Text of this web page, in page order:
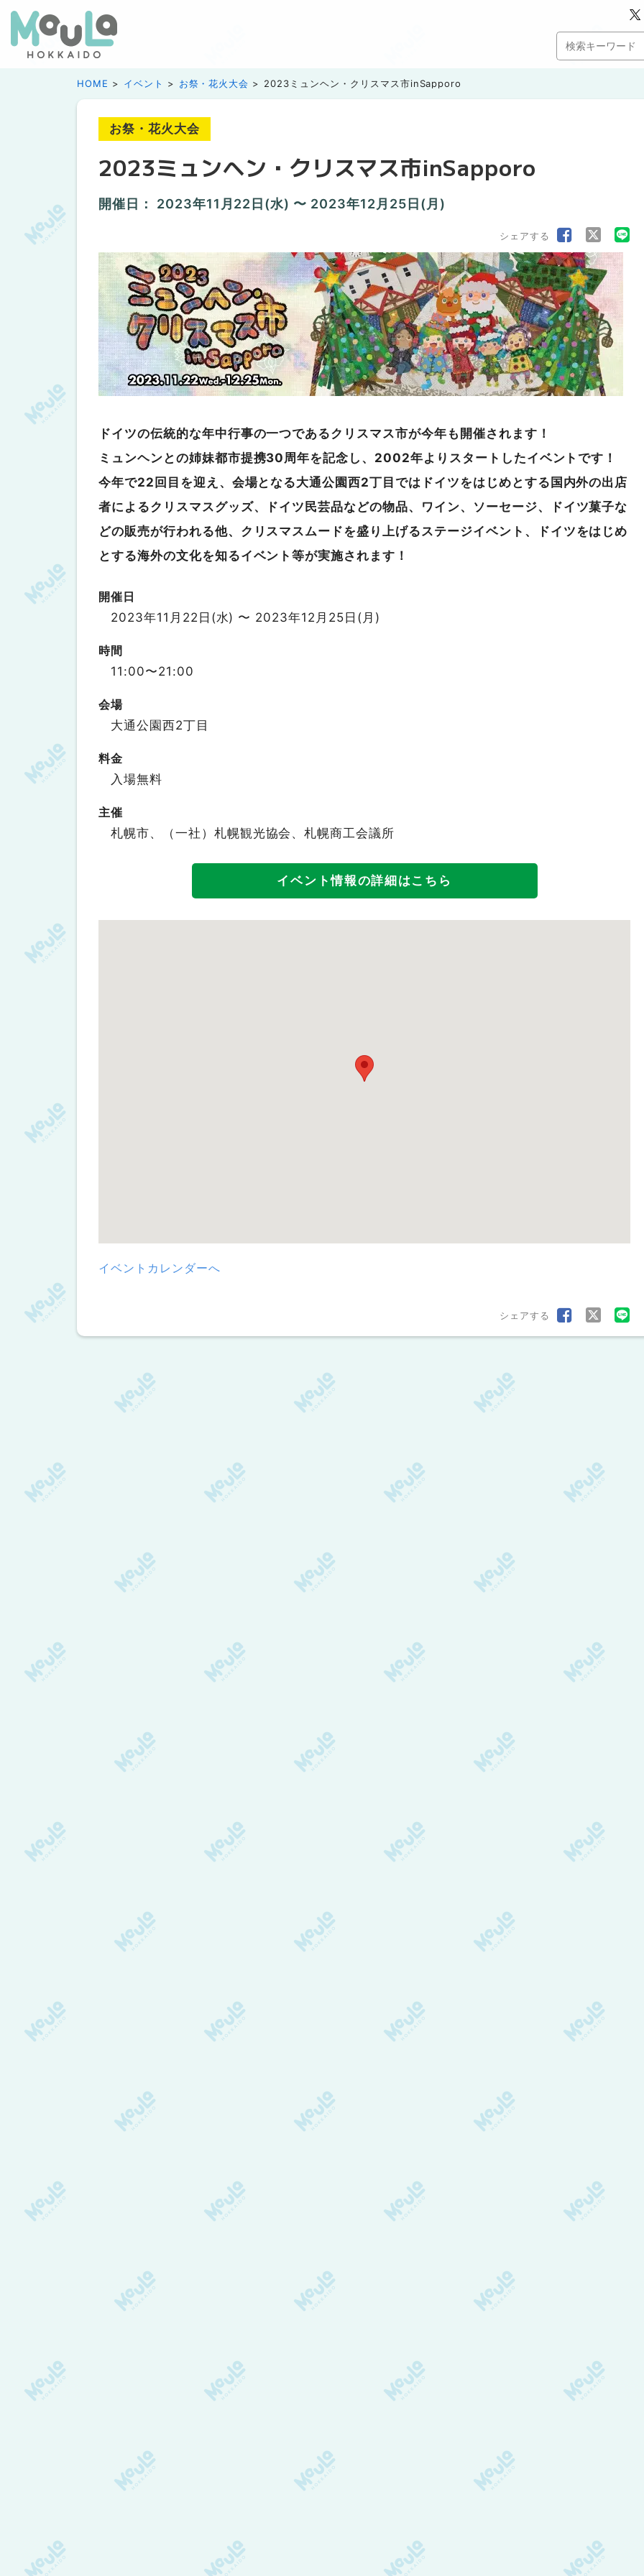
HOME イベント お祭・花火大会 2023ミュンヘン・クリスマス市inSapporo
お祭・花火大会
2023ミュンヘン・クリスマス市inSapporo
開催日： 2023年11月22日(水) 〜 2023年12月25日(月)
シェアする
ドイツの伝統的な年中行事の一つであるクリスマス市が今年も開催されます！
ミュンヘンとの姉妹都市提携30周年を記念し、2002年よりスタートしたイベントです！
今年で22回目を迎え、会場となる大通公園西2丁目ではドイツをはじめとする国内外の出店
者によるクリスマスグッズ、ドイツ民芸品などの物品、ワイン、ソーセージ、ドイツ菓子な
どの販売が行われる他、クリスマスムードを盛り上げるステージイベント、ドイツをはじめ
とする海外の文化を知るイベント等が実施されます！
開催日
2023年11月22日(水) 〜 2023年12月25日(月)
時間
11:00〜21:00
会場
大通公園西2丁目
料金
入場無料
主催
札幌市、（一社）札幌観光協会、札幌商工会議所
イベント情報の詳細はこちら
イベントカレンダーへ
シェアする